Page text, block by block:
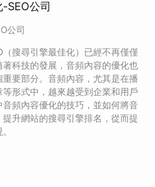
SEO公司
公司
搜尋引擎最佳化）已經不再僅僅
科技的發展，音頻內容的優化也
要部分。音頻內容，尤其是在播
形式中，越來越受到企業和用戶
頻內容優化的技巧，並如何將音
升網站的搜尋引擎排名，從而提